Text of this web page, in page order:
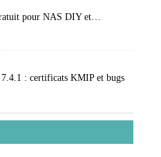
pour NAS DIY et…
: certificats KMIP et bugs